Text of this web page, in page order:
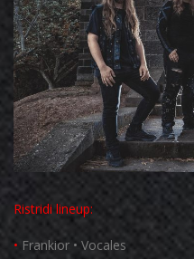
Ristridi lineup:
• Frankior • Vocales